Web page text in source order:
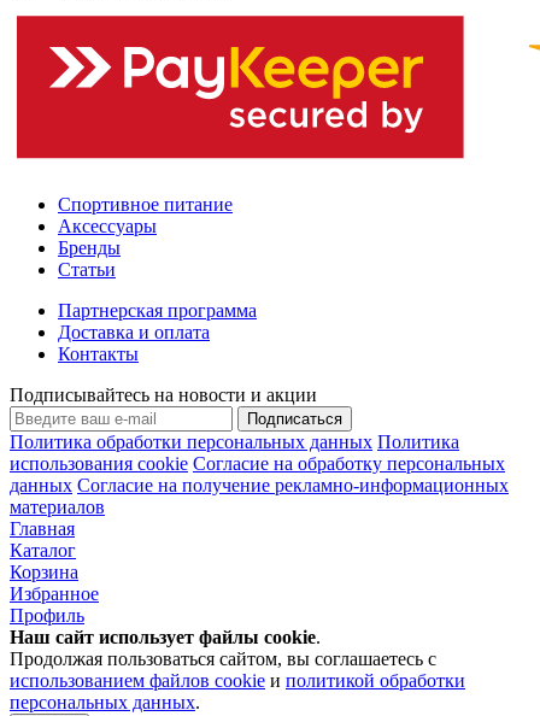
Спортивное питание
Аксессуары
Бренды
Статьи
Партнерская программа
Доставка и оплата
Контакты
Подписывайтесь на новости и акции
Подписаться
Политика обработки персональных данных Политика
использования cookie Согласие на обработку персональных
данных Согласие на получение рекламно-информационных
материалов
Главная
Каталог
Корзина
Избранное
Профиль
Наш сайт использует файлы cookie.
Продолжая пользоваться сайтом, вы соглашаетесь с
использованием файлов cookie и политикой обработки
персональных данных.